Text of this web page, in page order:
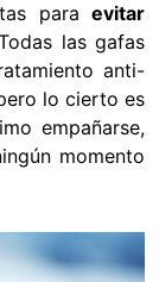
para evitar
las gafas
anti-
lo cierto es
empañarse,
momento